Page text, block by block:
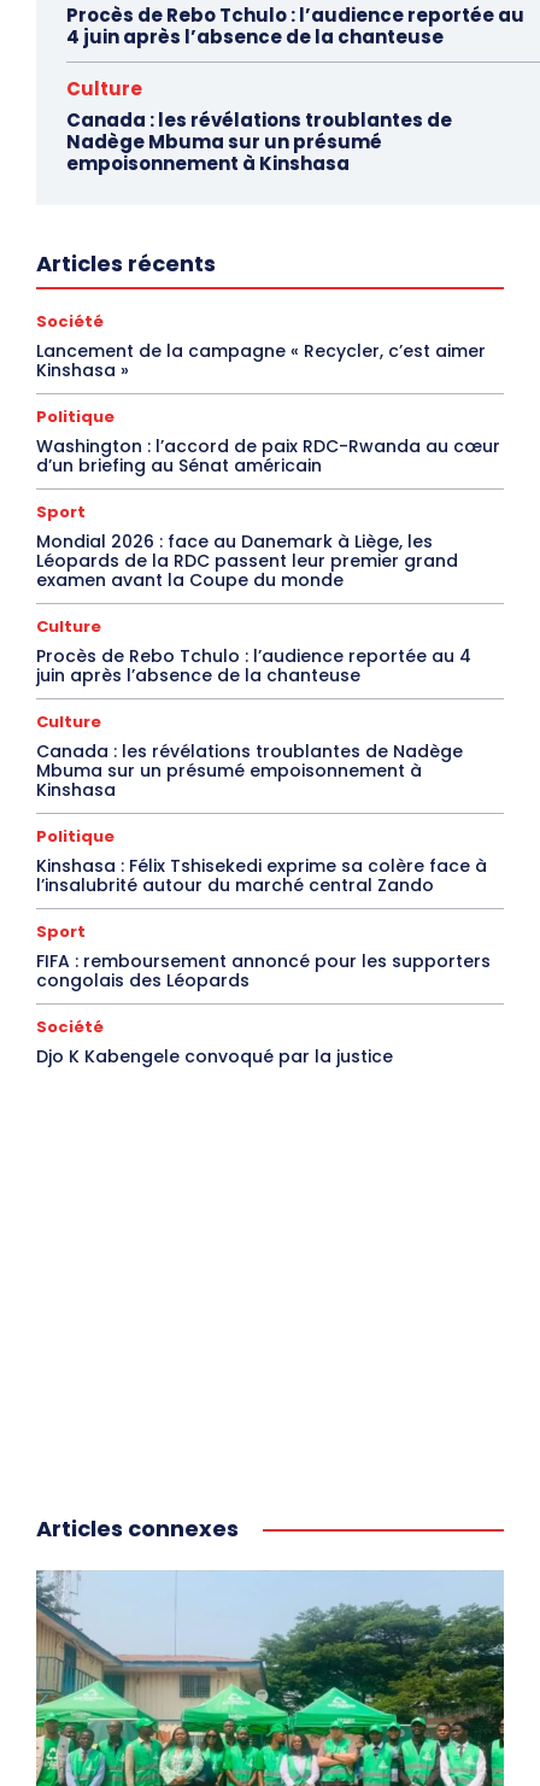
Procès de Rebo Tchulo : l’audience reportée au
4 juin après l’absence de la chanteuse
Culture
Canada : les révélations troublantes de
Nadège Mbuma sur un présumé
empoisonnement à Kinshasa
Articles récents
Société
Lancement de la campagne « Recycler, c’est aimer
Kinshasa »
Politique
Washington : l’accord de paix RDC-Rwanda au cœur
d’un briefing au Sénat américain
Sport
Mondial 2026 : face au Danemark à Liège, les
Léopards de la RDC passent leur premier grand
examen avant la Coupe du monde
Culture
Procès de Rebo Tchulo : l’audience reportée au 4
juin après l’absence de la chanteuse
Culture
Canada : les révélations troublantes de Nadège
Mbuma sur un présumé empoisonnement à
Kinshasa
Politique
Kinshasa : Félix Tshisekedi exprime sa colère face à
l’insalubrité autour du marché central Zando
Sport
FIFA : remboursement annoncé pour les supporters
congolais des Léopards
Société
Djo K Kabengele convoqué par la justice
Articles connexes